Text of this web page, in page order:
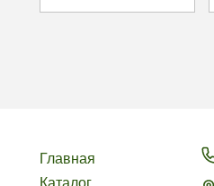
Главная
Каталог